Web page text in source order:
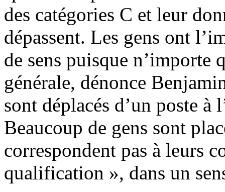
des catégories C et leur
dépassent. Les gens ont
de sens puisque n’importe
générale, dénonce
sont déplacés d’un poste à
Beaucoup de gens sont
correspondent pas à leurs
qualification », dans un